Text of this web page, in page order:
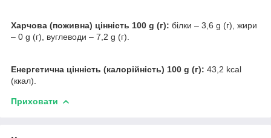
Харчова (поживна) цінність 100 g (г): білки – 3,6 g (г), жири
– 0 g (г), вуглеводи – 7,2 g (г).
Енергетична цінність (калорійність) 100 g (г): 43,2 kcal
(ккал).
Приховати